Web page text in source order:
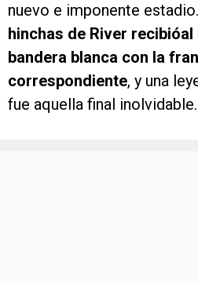
nuevo e imponente
hinchas de River recibióal
bandera blanca con la
correspondiente, y una
fue aquella final inolvidable.